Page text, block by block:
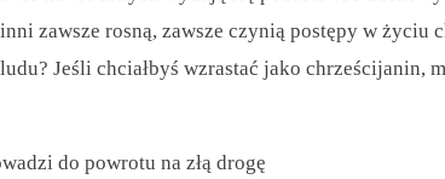
zawsze rosną, zawsze czynią postępy w życiu
Jeśli chciałbyś wzrastać jako chrześcijanin,
do powrotu na złą drogę